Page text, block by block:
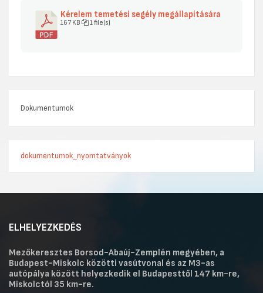
Kérelem temetési segély megállapítására
167 KB 1 file(s)
Dokumentumok
dokumentumok_nyomtatványok
ELHELYEZKEDÉS
Mezőkeresztes Borsod-Abaúj-Zemplén megyében, a
Budapest-Miskolc közötti vasútvonal és az M3-as
autópálya között helyezkedik el Budapesttől 147 km-re,
Miskolctól 35 km-re.